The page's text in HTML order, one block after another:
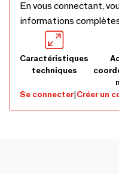
En vous connectant,
informations
Caractéristiques
techniques
Se connecter|Créer un